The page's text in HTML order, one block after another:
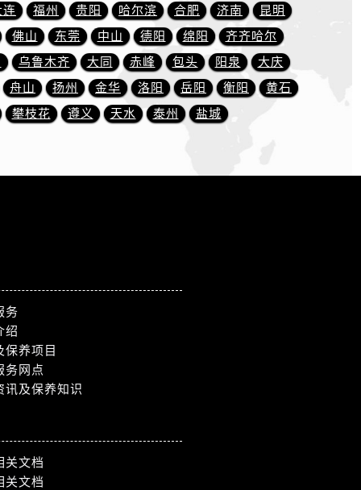
连 福州 贵阳 哈尔滨 合肥 济南
昆明
佛山
东莞 中山 德阳 绵阳
齐齐哈尔
乌鲁木齐 大同 赤峰 包头 阳泉
大庆
舟山
扬州 金华 洛阳 岳阳 衡阳
黄石
攀枝花
遵义 天水 泰州 盐城
务
绍
保养项目
务网点
讯及保养知识
关文档
关文档